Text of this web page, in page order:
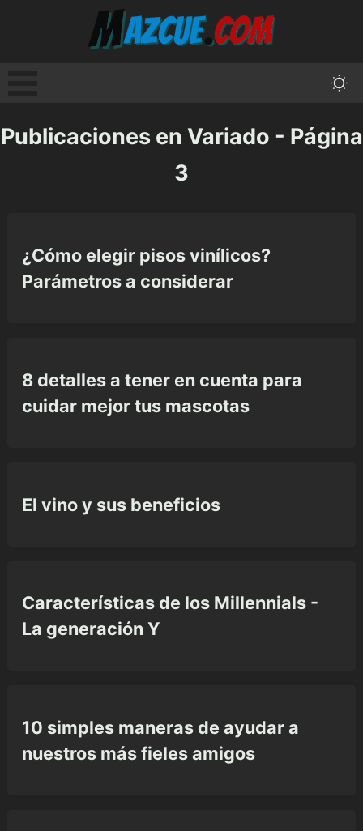
Publicaciones en Variado - Página
3
¿Cómo elegir pisos vinílicos?
Parámetros a considerar
8 detalles a tener en cuenta para
cuidar mejor tus mascotas
El vino y sus beneficios
Características de los Millennials -
La generación Y
10 simples maneras de ayudar a
nuestros más fieles amigos